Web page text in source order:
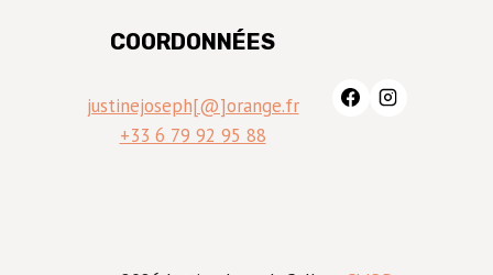
COORDONNÉES
justinejoseph[@]orange.fr
+33 6 79 92 95 88